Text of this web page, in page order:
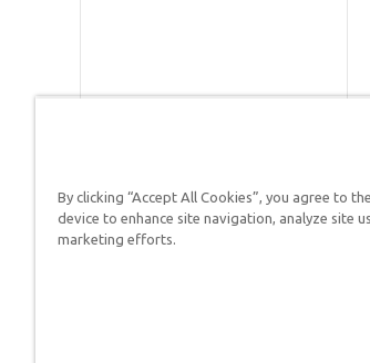
Respuestas
defender
By clicking “Accept All Cookies”, you agree to
device to enhance site navigation, analyze site
marketing efforts.